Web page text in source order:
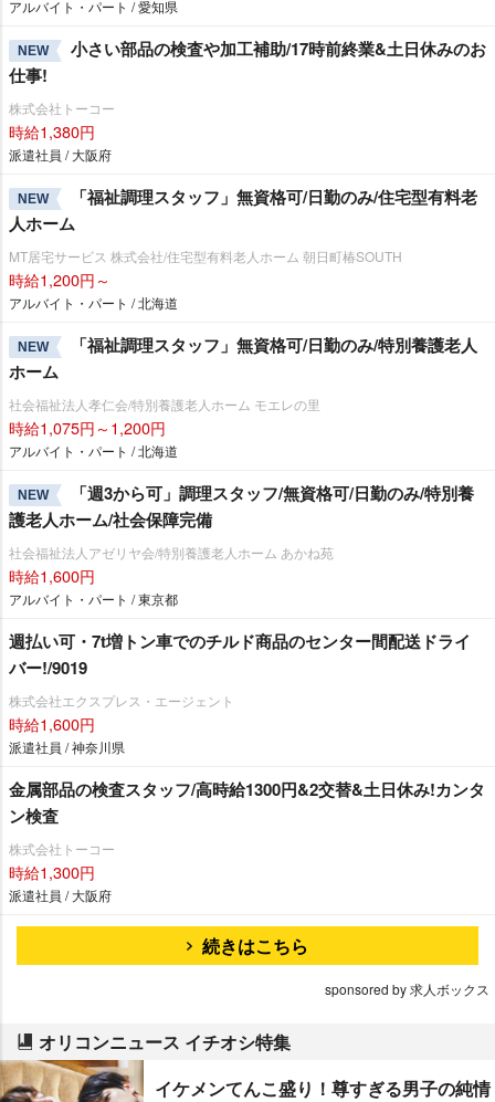
アルバイト・パート / 愛知県
NEW
小さい部品の検査や加工補助/17時前終業&土日休みのお
仕事!
株式会社トーコー
時給1,380円
派遣社員 / 大阪府
NEW
「福祉調理スタッフ」無資格可/日勤のみ/住宅型有料老
人ホーム
MT居宅サービス 株式会社/住宅型有料老人ホーム 朝日町椿SOUTH
時給1,200円～
アルバイト・パート / 北海道
NEW
「福祉調理スタッフ」無資格可/日勤のみ/特別養護老人
ホーム
社会福祉法人孝仁会/特別養護老人ホーム モエレの里
時給1,075円～1,200円
アルバイト・パート / 北海道
NEW
「週3から可」調理スタッフ/無資格可/日勤のみ/特別養
護老人ホーム/社会保障完備
社会福祉法人アゼリヤ会/特別養護老人ホーム あかね苑
時給1,600円
アルバイト・パート / 東京都
週払い可・7t増トン車でのチルド商品のセンター間配送ドライ
バー!/9019
株式会社エクスプレス・エージェント
時給1,600円
派遣社員 / 神奈川県
金属部品の検査スタッフ/高時給1300円&2交替&土日休み!カンタ
ン検査
株式会社トーコー
時給1,300円
派遣社員 / 大阪府
続きはこちら
sponsored by 求人ボックス
オリコンニュース イチオシ特集
イケメンてんこ盛り！尊すぎる男子の純情